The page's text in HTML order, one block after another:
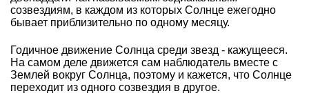
созвездиям, в каждом из которых Солнце ежегодно
бывает приблизительно по одному месяцу.
Годичное движение Солнца среди звезд - кажущееся.
На самом деле движется сам наблюдатель вместе с
Землей вокруг Солнца, поэтому и кажется, что Солнце
переходит из одного созвездия в другое.